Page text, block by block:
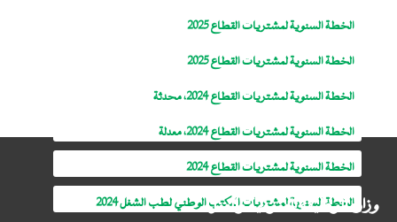
الخطة السنوية لمشتريات القطاع 2025
الخطة السنوية لمشتريات القطاع 2025
الخطة السنوية لمشتريات القطاع 2024، محدثة
الخطة السنوية لمشتريات القطاع 2024، معدلة
الخطة السنوية لمشتريات القطاع 2024
الخطة السنوية لمشتريات المكتب الوطني لطب الشغل 2024
وزارة الوظيفة العمومية والعمل